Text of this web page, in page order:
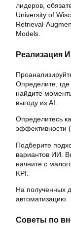
лидеров,
University of
Retrieval-
Models.
Реализация
Определите,
найдите
выгоду из AI.
Определитесь
эффективности
Подберите
вариантов ИИ.
начните с
KPI.
На полученных
автоматизацию.
Советы по